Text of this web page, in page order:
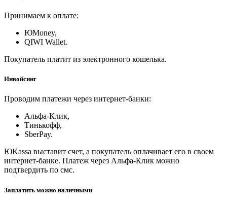
Принимаем к оплате:
ЮMoney,
QIWI Wallet.
Покупатель платит из электронного кошелька.
Инвойсинг
Проводим платежи через интернет-банки:
Альфа-Клик,
Тинькофф,
SberPay.
ЮKassa выставит счет, а покупатель оплачивает его в своем
интернет-банке. Платеж через Альфа-Клик можно
подтвердить по смс.
Заплатить можно наличными